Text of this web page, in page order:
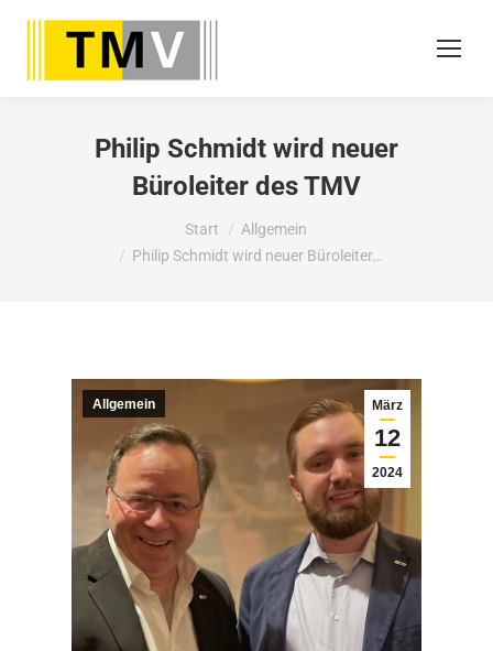
Philip Schmidt wird neuer
Büroleiter des TMV
Sie befinden sich hier:
Start
Allgemein
Philip Schmidt wird neuer Büroleiter…
März
12
2024
Allgemein